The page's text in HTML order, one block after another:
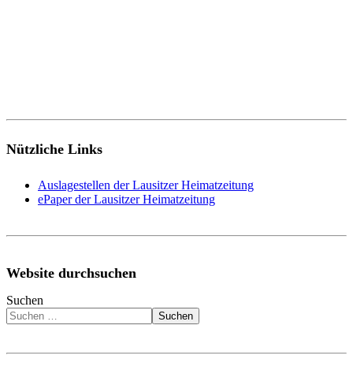
Nützliche Links
Auslagestellen der Lausitzer Heimatzeitung
ePaper der Lausitzer Heimatzeitung
Website durchsuchen
Suchen
Suchen